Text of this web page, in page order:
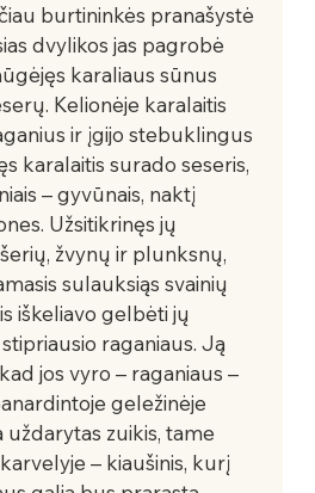
burtininkės pranašystė
dvylikos jas pagrobė
karaliaus sūnus
Kelionėje karalaitis
ir įgijo stebuklingus
karalaitis surado seseris,
– gyvūnais, naktį
Užsitikrinęs jų
žvynų ir plunksnų,
sulauksiąs svainių
iškeliavo gelbėti jų
raganiaus. Ją
jos vyro – raganiaus –
geležinėje
uždarytas zuikis, tame
– kiaušinis, kurį